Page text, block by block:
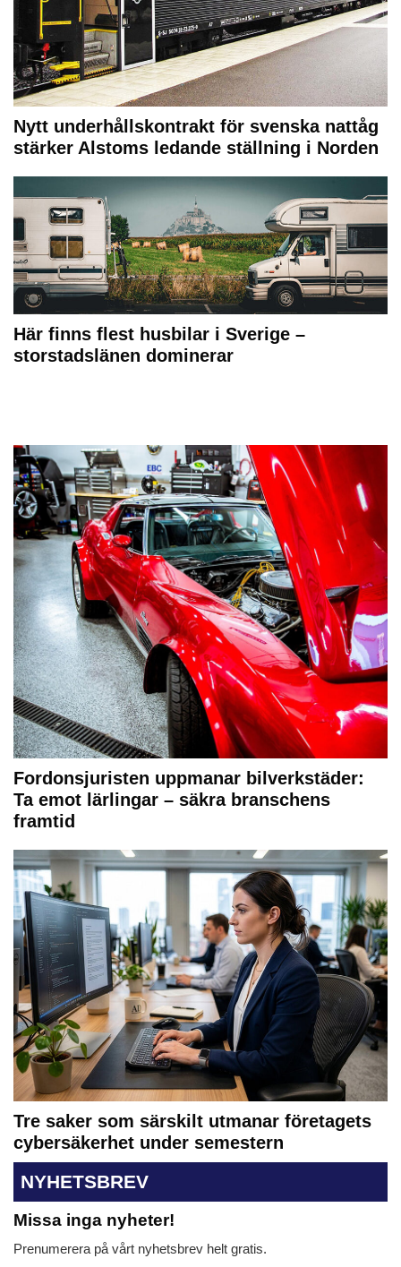
Nytt underhållskontrakt för svenska nattåg
stärker Alstoms ledande ställning i Norden
Här finns flest husbilar i Sverige –
storstadslänen dominerar
Fordonsjuristen uppmanar bilverkstäder:
Ta emot lärlingar – säkra branschens
framtid
Tre saker som särskilt utmanar företagets
cybersäkerhet under semestern
NYHETSBREV
Missa inga nyheter!
Prenumerera på vårt nyhetsbrev helt gratis.